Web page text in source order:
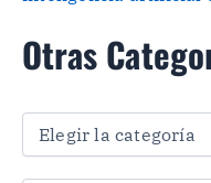
Otras